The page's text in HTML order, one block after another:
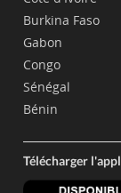
Burkina Faso
Gabon
Congo
Sénégal
Bénin
Télécharger